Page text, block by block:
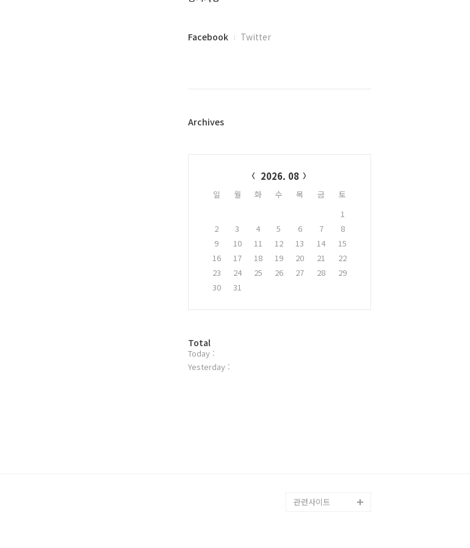
페
플
Facebook Twitter
Archives
2026. 08
일 월 화 수 목 금
토
1
2
3 4 5 6 7
8
9
10 11 12 13 14
15
16
17 18 19 20 21
22
23
24 25 26 27 28
29
30
31
방
문
자
Total
Today :
Yesterday :
관련사이트